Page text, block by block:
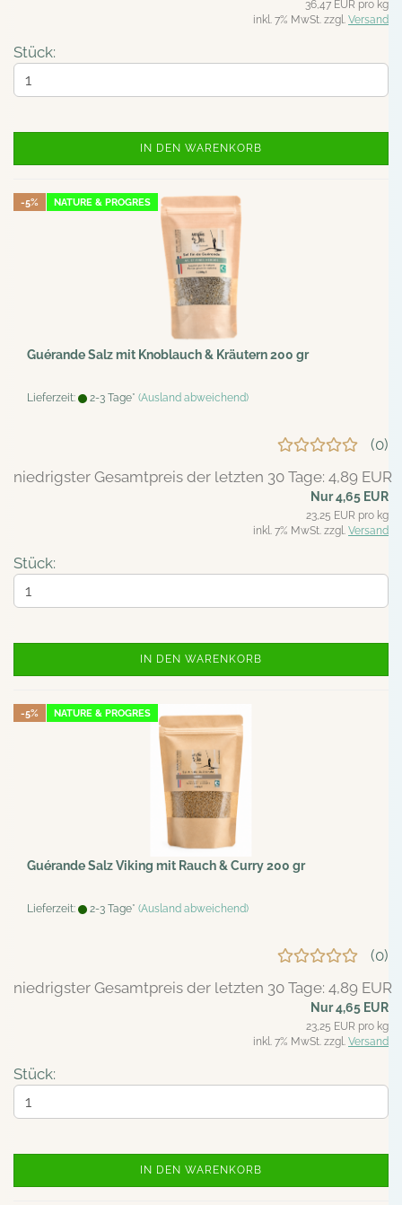
36,47 EUR pro kg
inkl. 7% MwSt. zzgl. Versand
Stück:
IN DEN WARENKORB
-5% NATURE & PROGRES
Guérande Salz mit Knoblauch & Kräutern 200 gr
Lieferzeit: 2-3 Tage* (Ausland abweichend)
0
niedrigster Gesamtpreis der letzten 30 Tage: 4,89 EUR
Nur 4,65 EUR
23,25 EUR pro kg
inkl. 7% MwSt. zzgl. Versand
Stück:
IN DEN WARENKORB
-5% NATURE & PROGRES
Guérande Salz Viking mit Rauch & Curry 200 gr
Lieferzeit: 2-3 Tage* (Ausland abweichend)
0
niedrigster Gesamtpreis der letzten 30 Tage: 4,89 EUR
Nur 4,65 EUR
23,25 EUR pro kg
inkl. 7% MwSt. zzgl. Versand
Stück:
IN DEN WARENKORB